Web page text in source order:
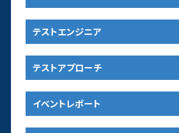
テストエンジニア
テストアプローチ
イベントレポート